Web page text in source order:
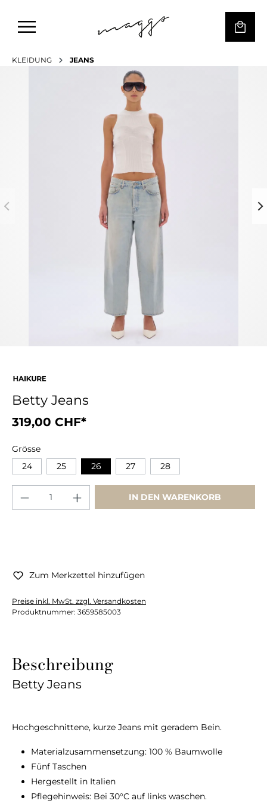
KLEIDUNG JEANS
Betty Jeans
319,00 CHF*
Grösse
24
25 26 27 28
IN DEN WARENKORB
Zum Merkzettel hinzufügen
Preise inkl. MwSt. zzgl. Versandkosten
Produktnummer: 3659585003
Beschreibung
Betty Jeans
Hochgeschnittene, kurze Jeans mit geradem Bein.
Materialzusammensetzung: 100 % Baumwolle
Fünf Taschen
Hergestellt in Italien
Pflegehinweis: Bei 30°C auf links waschen.